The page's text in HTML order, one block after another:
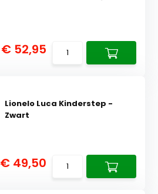
€ 52,95
Lionelo Luca Kinderstep -
Zwart
€ 49,50